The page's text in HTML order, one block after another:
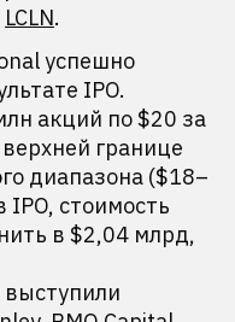
LCLN.
успешно
IPO.
акций по $20 за
границе
диапазона ($18–
IPO, стоимость
в $2,04 млрд,